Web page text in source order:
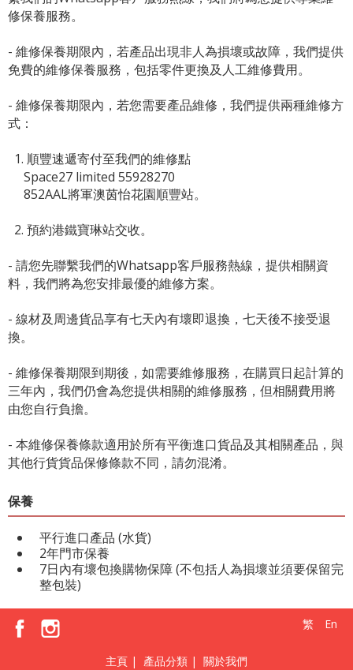
修保養服務。
- 維修保養期限內，若產品出現非人為損壞或故障，我們提供
免費的維修保養服務，包括零件更換及人工維修費用。
- 維修保養期限內，若您需要產品維修，我們提供兩種維修方
式：
1. 順豐速遞寄付至我們的維修點
Space27 limited 55928270
852AAL將軍澳茵怡花園順豐站。
2. 預約港鐵寶琳站交收。
- 請您先聯繫我們的Whatsapp客戶服務熱線 ，提供相關資
料，我們將為您安排最優的維修方案。
- 線材及周邊貨品享有七天內有壞即退換，七天後不接受退
換。
- 維修保養期限到期後，如需要維修服務，在購買日起計算的
三年內，我們仍會為您提供相關的維修服務，但相關費用將
由您自行負擔。
- 本維修保養條款適用於所有平衡進口貨品及其相關產品，與
其他行貨貨品保修條款不同，請勿混淆。
保養
平行進口產品 (水貨)
2年門市保養
7日內有壞包換購物保障 (不包括人為損壞並須要保留完
整包裝)
繁 En
主頁 | 產品分類 | 關於我們